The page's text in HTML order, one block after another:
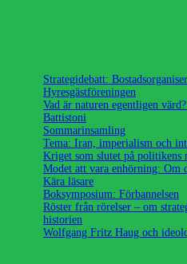
Strategidebatt:
Hyresgästföreningen
Vad är naturen egentligen
Battistoni
Sommarinsamling
Tema: Iran, imperialism och
Kriget som slutet på politikens
Modet att vara enhörning: Om
Kära läsare
Boksymposium: Förbannelsen
Röster från rörelser – om
historien
Wolfgang Fritz Haug och